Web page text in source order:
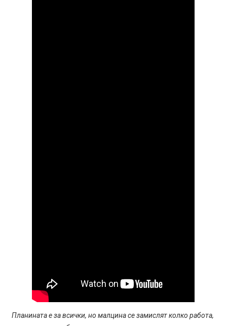
Планината е за всички, но малцина се замислят колко работа,